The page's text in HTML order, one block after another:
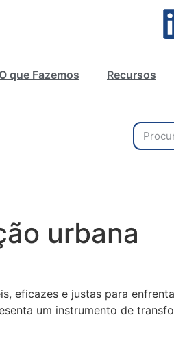
O que Fazemos Recursos
urbana
eficazes e justas para
um instrumento de